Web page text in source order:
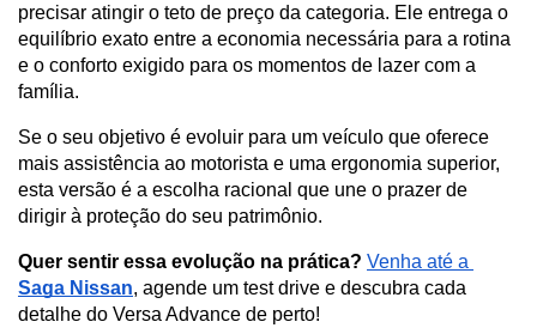
precisar atingir o teto de preço da categoria. Ele entrega o
equilíbrio exato entre a economia necessária para a rotina
e o conforto exigido para os momentos de lazer com a
família.
Se o seu objetivo é evoluir para um veículo que oferece
mais assistência ao motorista e uma ergonomia superior,
esta versão é a escolha racional que une o prazer de
dirigir à proteção do seu patrimônio.
Quer sentir essa evolução na prática?
Saga Nissan, agende um test drive e descubra cada
detalhe do Versa Advance de perto!